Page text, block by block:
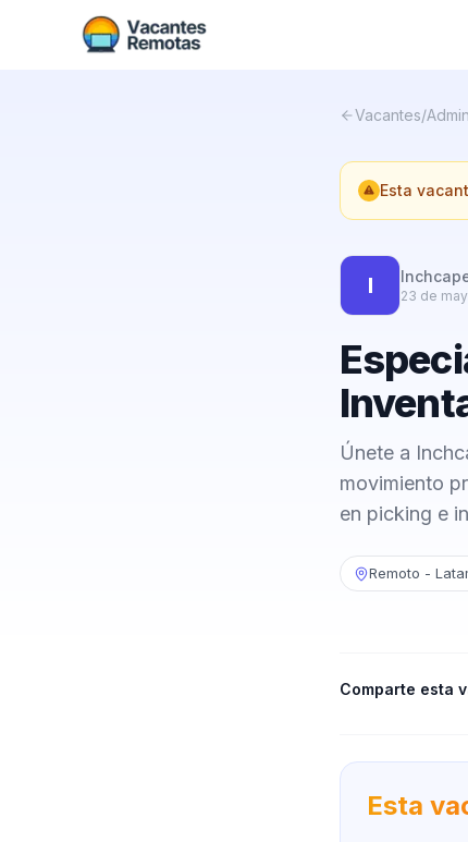
Vacantes/
Esta
I 23 de
Únete a
movimiento
en picking e
Remoto -
Comparte esta
Esta